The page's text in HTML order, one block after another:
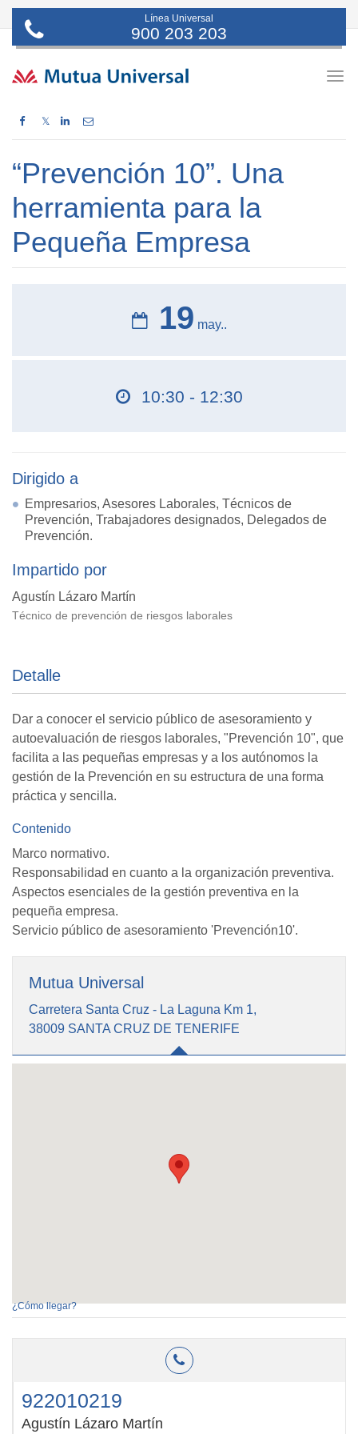
Línea Universal
900 203 203
𝕏
“Prevención 10”. Una
herramienta para la
Pequeña Empresa
19 may..
10:30 - 12:30
Dirigido a
Empresarios, Asesores Laborales, Técnicos de
Prevención, Trabajadores designados, Delegados de
Prevención.
Impartido por
Agustín Lázaro Martín
Técnico de prevención de riesgos laborales
Detalle
Dar a conocer el servicio público de asesoramiento y
autoevaluación de riesgos laborales, "Prevención 10", que
facilita a las pequeñas empresas y a los autónomos la
gestión de la Prevención en su estructura de una forma
práctica y sencilla.
Contenido
Marco normativo.
Responsabilidad en cuanto a la organización preventiva.
Aspectos esenciales de la gestión preventiva en la
pequeña empresa.
Servicio público de asesoramiento 'Prevención10'.
Mutua Universal
Carretera Santa Cruz - La Laguna Km 1,
38009 SANTA CRUZ DE TENERIFE
¿Cómo llegar?
922010219
Agustín Lázaro Martín